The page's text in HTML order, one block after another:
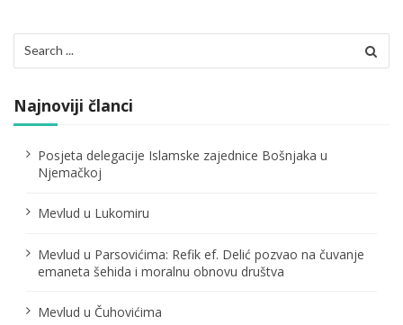
c
i
j
l
n
a
for:
Najnoviji članci
Posjeta delegacije Islamske zajednice Bošnjaka u
Njemačkoj
Mevlud u Lukomiru
Mevlud u Parsovićima: Refik ef. Delić pozvao na čuvanje
emaneta šehida i moralnu obnovu društva
Mevlud u Čuhovićima